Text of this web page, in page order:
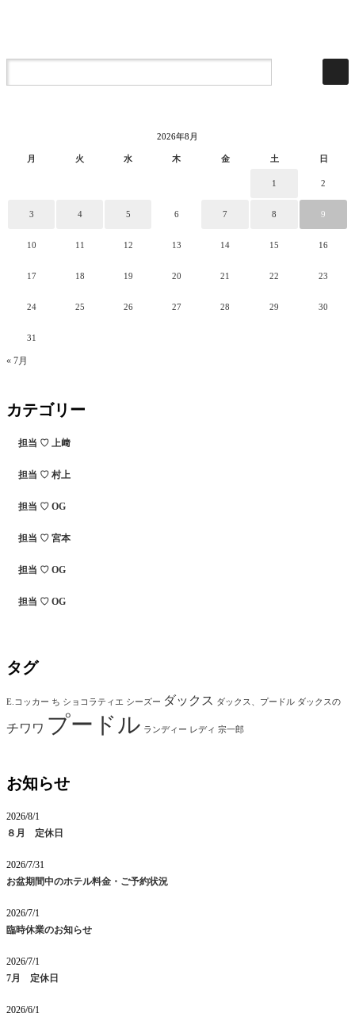
2026年8月
月 火 水 木 金 土 日
1 2
3 4 5 6 7 8 9
10 11 12 13 14 15 16
17 18 19 20 21 22 23
24 25 26 27 28 29 30
31
« 7月
カテゴリー
担当 ♡ 上﨑
担当 ♡ 村上
担当 ♡ OG
担当 ♡ 宮本
担当 ♡ OG
担当 ♡ OG
タグ
E.コッカー ち ショコラティエ シーズー ダックス ダックス、プードル ダックスの
チワワ プードル ランディー レディ 宗一郎
お知らせ
2026/8/1
８月 定休日
2026/7/31
お盆期間中のホテル料金・ご予約状況
2026/7/1
臨時休業のお知らせ
2026/7/1
7月 定休日
2026/6/1